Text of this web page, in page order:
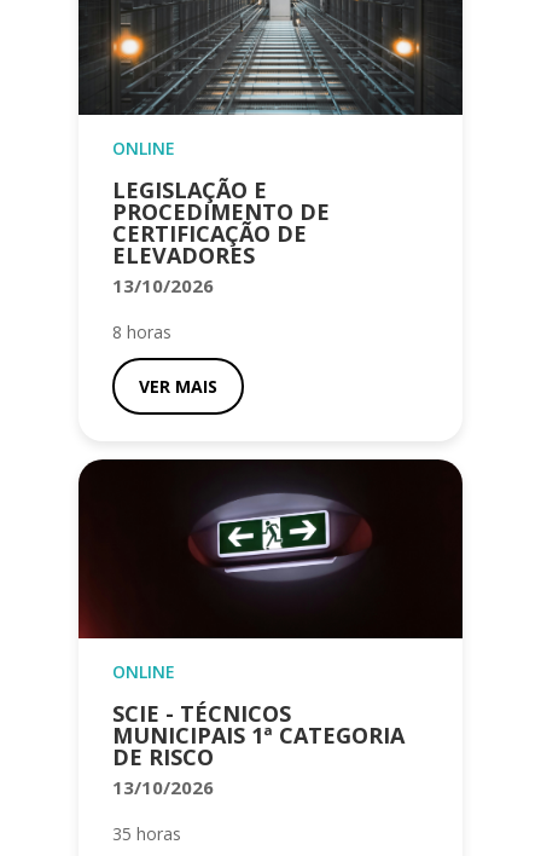
ONLINE
LEGISLAÇÃO E
PROCEDIMENTO DE
CERTIFICAÇÃO DE
ELEVADORES
13/10/2026
8 horas
VER MAIS
ONLINE
SCIE - TÉCNICOS
MUNICIPAIS 1ª CATEGORIA
DE RISCO
13/10/2026
35 horas